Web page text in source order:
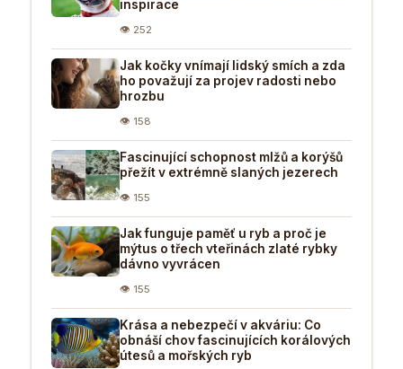
inspirace
👁 252
Jak kočky vnímají lidský smích a zda
ho považují za projev radosti nebo
hrozbu
👁 158
Fascinující schopnost mlžů a korýšů
přežít v extrémně slaných jezerech
👁 155
Jak funguje paměť u ryb a proč je
mýtus o třech vteřinách zlaté rybky
dávno vyvrácen
👁 155
Krása a nebezpečí v akváriu: Co
obnáší chov fascinujících korálových
útesů a mořských ryb